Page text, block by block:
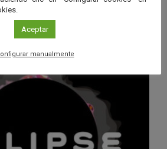
26 ENE 2028
/Gérgal
Aceptar
manualmente